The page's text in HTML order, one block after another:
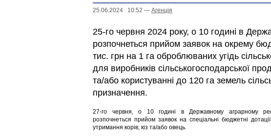
25.06.2024 10:52 — Агенцiя
25-го червня 2024 року, о 10 годині в
розпочнеться прийом заявок на окрему
тис. грн на 1 га оброблюваних угідь
для виробників сільськогосподарської
та/або користуванні до 120 га земель
призначення.
27-го червня, о 10 годині в Державному аграрному
розпочнеться прийом заявок на спеціальні бюджетні
утримання корів, кіз та/або овець.